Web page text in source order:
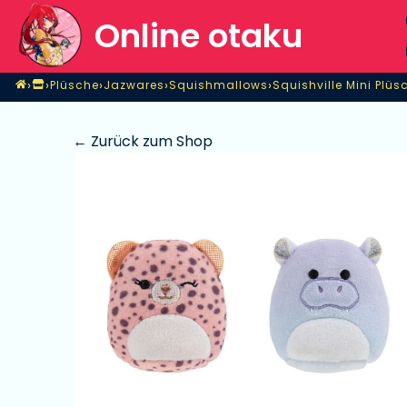
Online otaku
Home
›Shop
›Plüsche
Plüsche›Jazwares
Jazwares›Squishmallows
Squishmallows›Squishville Mini
← Zurück zum Shop